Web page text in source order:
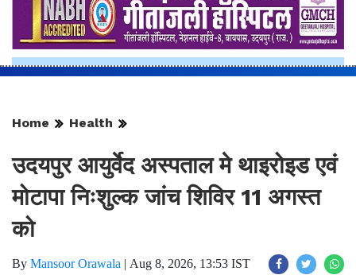
Home Health
उदयपुर आयुर्वेद अस्पताल मे थाइरोइड एवं
मोटापा निःशुल्क जांच शिविर 11 अगस्त
को
By Mansoor Orawala | Aug 8, 2026, 13:53 IST